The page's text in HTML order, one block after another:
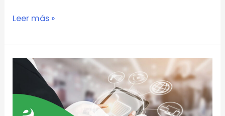
Leer más »
más
comunes